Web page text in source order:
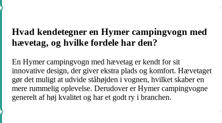
Hvad kendetegner en Hymer campingvogn med
hævetag, og hvilke fordele har den?
En Hymer campingvogn med hævetag er kendt for sit
innovative design, der giver ekstra plads og komfort. Hævetaget
gør det muligt at udvide ståhøjden i vognen, hvilket skaber en
mere rummelig oplevelse. Derudover er Hymer campingvogne
generelt af høj kvalitet og har et godt ry i branchen.